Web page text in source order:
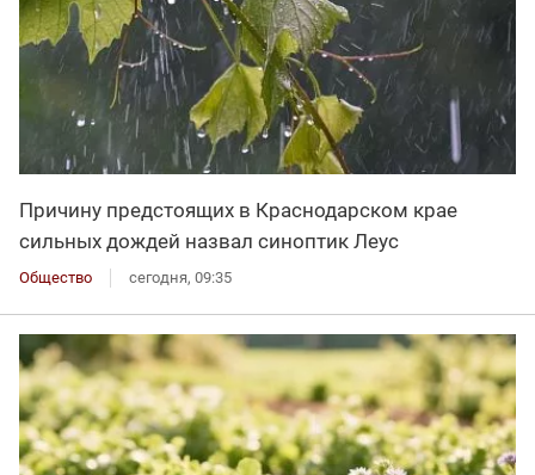
Причину предстоящих в Краснодарском крае
сильных дождей назвал синоптик Леус
Общество сегодня, 09:35